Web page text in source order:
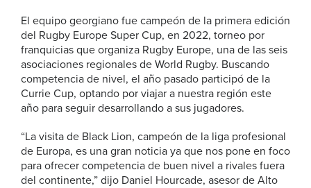
El equipo georgiano fue campeón de la primera edición
del Rugby Europe Super Cup, en 2022, torneo por
franquicias que organiza Rugby Europe, una de las seis
asociaciones regionales de World Rugby. Buscando
competencia de nivel, el año pasado participó de la
Currie Cup, optando por viajar a nuestra región este
año para seguir desarrollando a sus jugadores.
“La visita de Black Lion, campeón de la liga profesional
de Europa, es una gran noticia ya que nos pone en foco
para ofrecer competencia de buen nivel a rivales fuera
del continente,” dijo Daniel Hourcade, asesor de Alto